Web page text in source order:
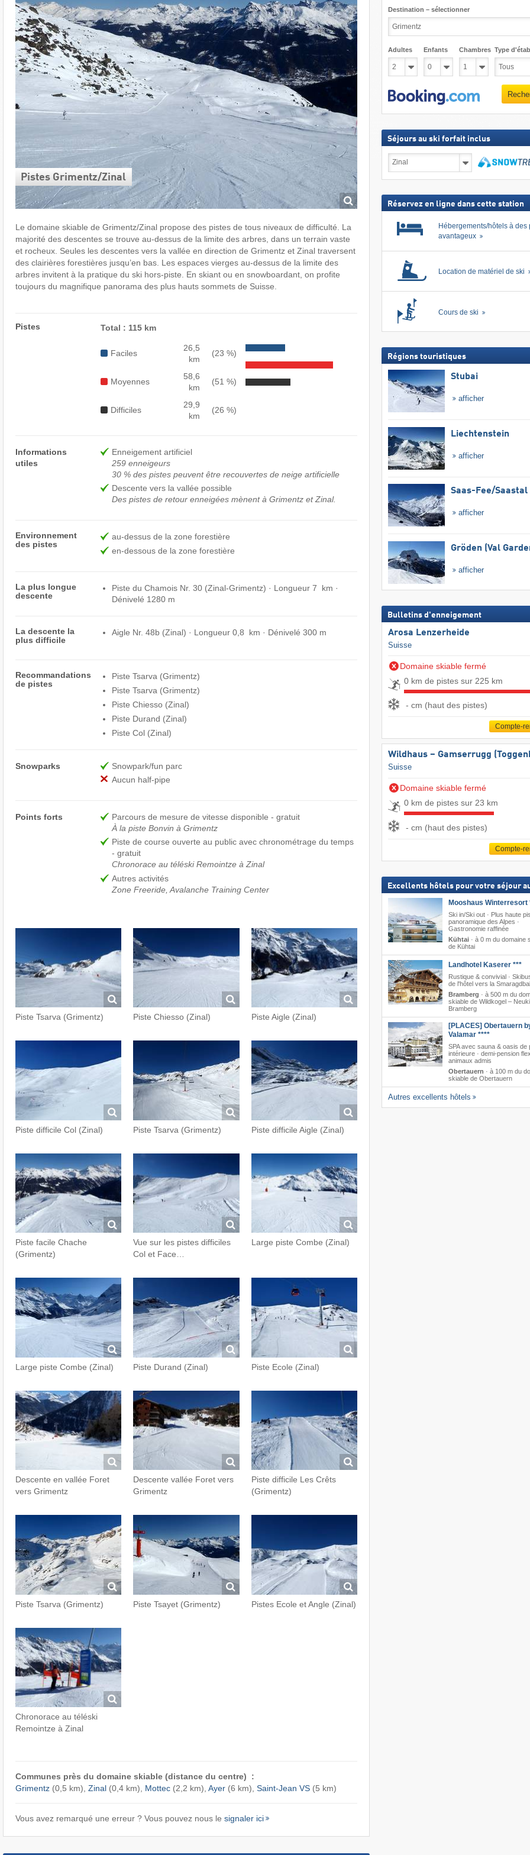
Pistes Grimentz/​Zinal
Le domaine skiable de Grimentz/Zinal propose des pistes de tous niveaux de difficulté. La
majorité des descentes se trouve au-dessus de la limite des arbres, dans un terrain vaste
et rocheux. Seules les descentes vers la vallée en direction de Grimentz et Zinal traversent
des clairières forestières jusqu’en bas. Les espaces vierges au-dessus de la limite des
arbres invitent à la pratique du ski hors-piste. En skiant ou en snowboardant, on profite
toujours du magnifique panorama des plus hauts sommets de Suisse.
Pistes Total : 115 km
Faciles
26,5
km
(23 %)
Moyennes
58,6
km
(51 %)
Difficiles
29,9
km
(26 %)
Informations
utiles
Enneigement artificiel
259 enneigeurs
30 % des pistes peuvent être recouvertes de neige artificielle
Descente vers la vallée possible
Des pistes de retour enneigées mènent à Grimentz et Zinal.
Environnement
des pistes
au-dessus de la zone forestière
en-dessous de la zone forestière
La plus longue
descente
Piste du Chamois Nr. 30 (Zinal-Grimentz) · Longueur 7 km ·
Dénivelé 1280 m
La descente la
plus difficile
Aigle Nr. 48b (Zinal) · Longueur 0,8 km · Dénivelé 300 m
Recommandations
de pistes
Piste Tsarva (Grimentz)
Piste Tsarva (Grimentz)
Piste Chiesso (Zinal)
Piste Durand (Zinal)
Piste Col (Zinal)
Snowparks
Snowpark/fun parc
Aucun half-pipe
Points forts
Parcours de mesure de vitesse disponible - gratuit
À la piste Bonvin à Grimentz
Piste de course ouverte au public avec chronométrage du temps
- gratuit
Chronorace au téléski Remointze à Zinal
Autres activités
Zone Freeride, Avalanche Training Center
Piste Tsarva (Grimentz) Piste Chiesso (Zinal) Piste Aigle (Zinal)
Piste difficile Col (Zinal) Piste Tsarva (Grimentz) Piste difficile Aigle (Zinal)
Piste facile Chache
(Grimentz)
Vue sur les pistes difficiles
Col et Face…
Large piste Combe (Zinal)
Large piste Combe (Zinal) Piste Durand (Zinal) Piste Ecole (Zinal)
Descente en vallée Foret
vers Grimentz
Descente vallée Foret vers
Grimentz
Piste difficile Les Crêts
(Grimentz)
Piste Tsarva (Grimentz) Piste Tsayet (Grimentz) Pistes Ecole et Angle (Zinal)
Chronorace au téléski
Remointze à Zinal
Communes près du domaine skiable (distance du centre) :
Grimentz(0,5 km), Zinal(0,4 km), Mottec(2,2 km), Ayer(6 km), Saint-Jean VS(5 km)
Vous avez remarqué une erreur ? Vous pouvez nous le signaler ici
Destination – sélectionner
Adultes Enfants Chambres Type
Séjours au ski forfait inclus
au
Réservez en ligne dans cette station
Hébergements/hôtels à des
avantageux
Location de matériel de ski
Cours de ski
Régions touristiques
Stubai
afficher
Liechtenstein
afficher
Saas-Fee/​Saastal
afficher
Gröden (Val
afficher
Bulletins d'enneigement
Arosa Lenzerheide
Suisse
Domaine skiable fermé
0 km de pistes sur 225 km
- cm (haut des pistes)
Compte-
Wildhaus – Gamserrugg
Suisse
Domaine skiable fermé
0 km de pistes sur 23 km
- cm (haut des pistes)
Compte-
Excellents hôtels pour votre séjour
Mooshaus Winterresort
Ski in/Ski out · Plus haute
panoramique des Alpes ·
Gastronomie raffinée
Kühtai· à 0 m du domaine
de Kühtai
Landhotel Kaserer ***
Rustique & convivial ·
de l'hôtel vers la
Bramberg · à 500 m du
skiable de Wildkogel –
Bramberg
[PLACES] Obertauern
Valamar ****
SPA avec sauna & oasis de
intérieure · demi-pension
animaux admis
Obertauern · à 100 m du
skiable de Obertauern
Autres excellents hôtels